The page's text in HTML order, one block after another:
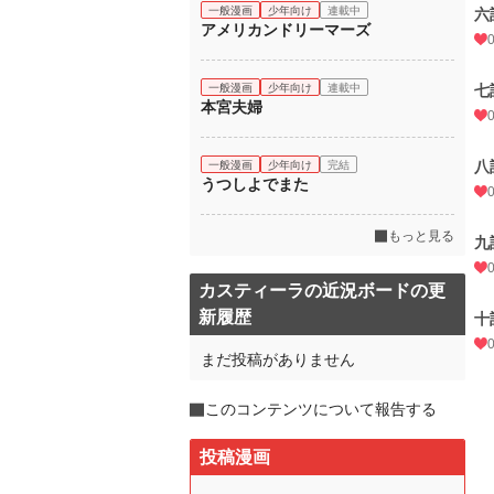
六
0
七
0
八
0
九
0
十
0
一般漫画 少年向け 連載中
アメリカンドリーマーズ
一般漫画 少年向け 連載中
本宮夫婦
一般漫画 少年向け 完結
うつしよでまた
もっと見る
カスティーラの近況ボードの更
新履歴
まだ投稿がありません
このコンテンツについて報告する
投稿漫画